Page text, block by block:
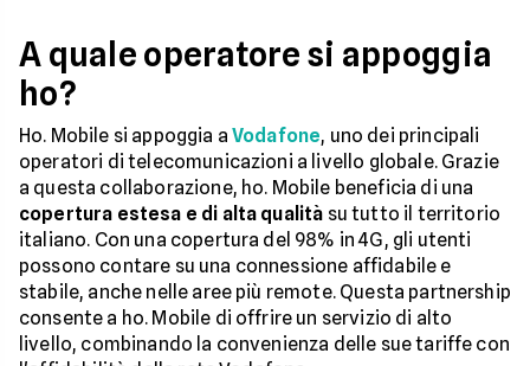
A quale operatore si appoggia
ho?
Ho. Mobile si appoggia a Vodafone, uno dei principali
operatori di telecomunicazioni a livello globale. Grazie
a questa collaborazione, ho. Mobile beneficia di una
copertura estesa e di alta qualità su tutto il territorio
italiano. Con una copertura del 98% in 4G, gli utenti
possono contare su una connessione affidabile e
stabile, anche nelle aree più remote. Questa partnership
consente a ho. Mobile di offrire un servizio di alto
livello, combinando la convenienza delle sue tariffe con